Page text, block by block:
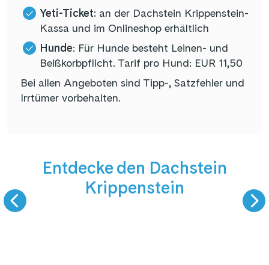
Yeti-Ticket: an der Dachstein Krippenstein-
Kassa und im Onlineshop erhältlich
Hunde: Für Hunde besteht Leinen- und
Beißkorbpflicht. Tarif pro Hund: EUR 11,50
Bei allen Angeboten sind Tipp-, Satzfehler und
Irrtümer vorbehalten.
Entdecke den Dachstein
Krippenstein
9 km Talabfahrt
WANDERN &